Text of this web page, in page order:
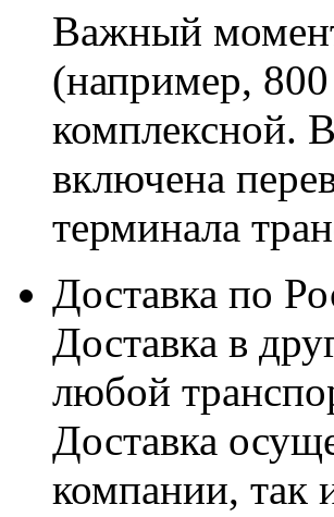
Важный
(например,
комплексной.
включена
терминала
Доставка по
Доставка в
любой
Доставка
компании, так